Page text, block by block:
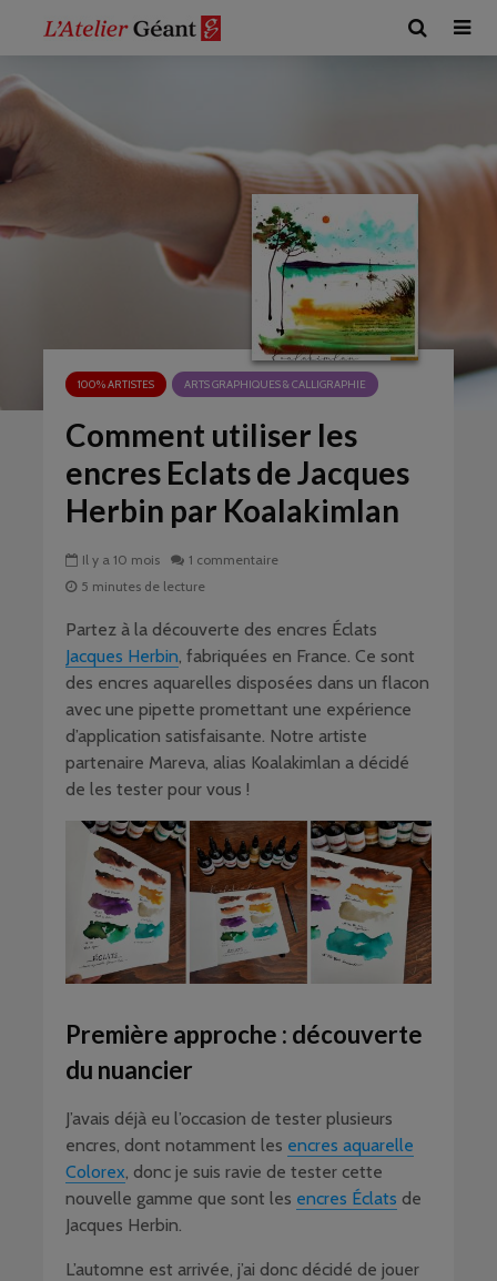
100% ARTISTES ARTS GRAPHIQUES & CALLIGRAPHIE
Comment utiliser les
encres Eclats de Jacques
Herbin par Koalakimlan
Il y a 10 mois
1 commentaire
5 minutes de lecture
Partez à la découverte des encres Éclats
Jacques Herbin, fabriquées en France. Ce sont
des encres aquarelles disposées dans un flacon
avec une pipette promettant une expérience
d’application satisfaisante. Notre artiste
partenaire Mareva, alias Koalakimlan a décidé
de les tester pour vous !
Première approche : découverte
du nuancier
J’avais déjà eu l’occasion de tester plusieurs
encres, dont notamment les encres aquarelle
Colorex , donc je suis ravie de tester cette
nouvelle gamme que sont les encres Éclats de
Jacques Herbin.
L’automne est arrivée, j’ai donc décidé de jouer